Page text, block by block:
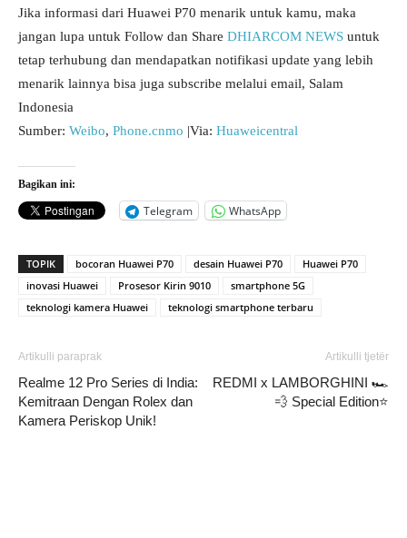
Jika informasi dari Huawei P70 menarik untuk kamu, maka
jangan lupa untuk Follow dan Share DHIARCOM NEWS untuk
tetap terhubung dan mendapatkan notifikasi update yang lebih
menarik lainnya bisa juga subscribe melalui email, Salam
Indonesia
Sumber: Weibo, Phone.cnmo |Via: Huaweicentral
Bagikan ini:
Telegram WhatsApp
TOPIK bocoran Huawei P70 desain Huawei P70
Huawei P70
inovasi Huawei
Prosesor Kirin 9010
smartphone 5G
teknologi kamera Huawei
teknologi smartphone terbaru
Artikulli paraprak
Realme 12 Pro Series di India:
Kemitraan Dengan Rolex dan
Kamera Periskop Unik!
Artikulli tjetër
REDMI x LAMBORGHINI 🏎️
💨 Special Edition⭐️